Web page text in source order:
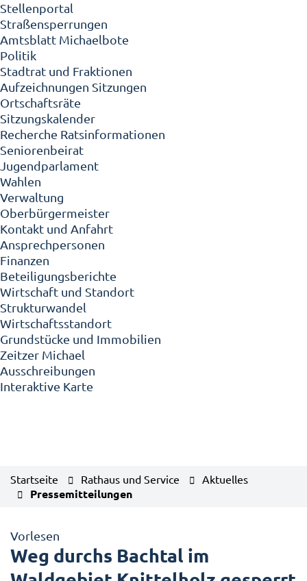
Stellenportal
Straßensperrungen
Amtsblatt Michaelbote
Politik
Stadtrat und Fraktionen
Aufzeichnungen Sitzungen
Ortschaftsräte
Sitzungskalender
Recherche Ratsinformationen
Seniorenbeirat
Jugendparlament
Wahlen
Verwaltung
Oberbürgermeister
Kontakt und Anfahrt
Ansprechpersonen
Finanzen
Beteiligungsberichte
Wirtschaft und Standort
Strukturwandel
Wirtschaftsstandort
Grundstücke und Immobilien
Zeitzer Michael
Ausschreibungen
Interaktive Karte
Startseite Rathaus und Service Aktuelles
Pressemitteilungen
Vorlesen
Weg durchs Bachtal im